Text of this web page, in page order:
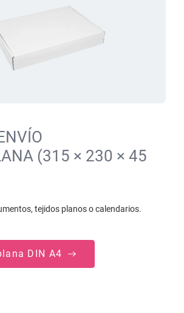
(315 × 230 × 45
tejidos planos o calendarios.
DIN A4